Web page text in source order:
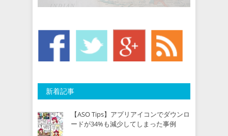
新着記事
【ASO Tips】アプリアイコンでダウンロ
ードが34%も減少してしまった事例